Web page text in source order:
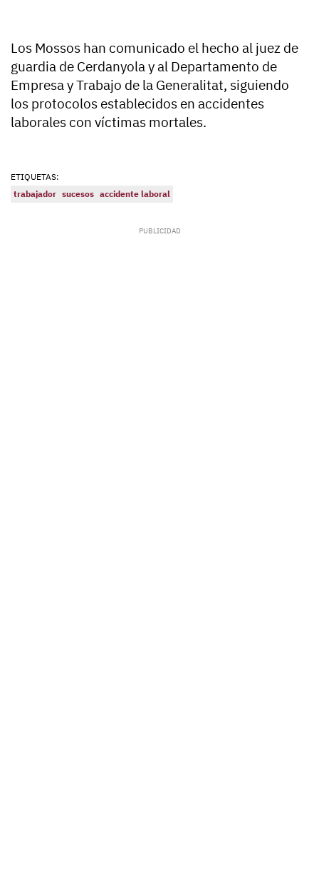
Los Mossos han comunicado el hecho al juez de
guardia de Cerdanyola y al Departamento de
Empresa y Trabajo de la Generalitat, siguiendo
los protocolos establecidos en accidentes
laborales con víctimas mortales.
ETIQUETAS:
trabajador sucesos accidente laboral